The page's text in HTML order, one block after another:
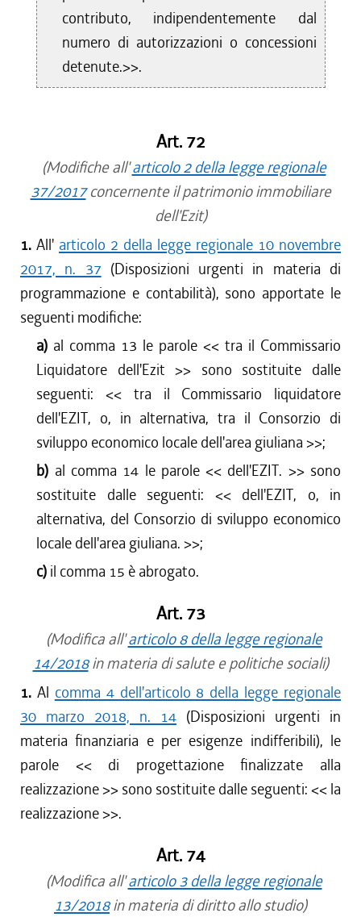
contributo, indipendentemente dal
numero di autorizzazioni o concessioni
detenute.>>.
Art. 72
(Modifiche all'articolo 2 della legge regionale
37/2017concernente il patrimonio immobiliare
dell'Ezit)
1. All' articolo 2 della legge regionale 10 novembre
2017, n. 37 (Disposizioni urgenti in materia di
programmazione e contabilità), sono apportate le
seguenti modifiche:
a) al comma 13 le parole <<tra il Commissario
Liquidatore dell'Ezit >> sono sostituite dalle
seguenti: << tra il Commissario liquidatore
dell'EZIT, o, in alternativa, tra il Consorzio di
sviluppo economico locale dell'area giuliana >>;
b) al comma 14 le parole << dell'EZIT. >> sono
sostituite dalle seguenti: << dell'EZIT, o, in
alternativa, del Consorzio di sviluppo economico
locale dell'area giuliana. >>;
c) il comma 15 è abrogato.
Art. 73
(Modifica all'articolo 8 della legge regionale
14/2018in materia di salute e politiche sociali)
1. Al comma 4 dell'articolo 8 della legge regionale
30 marzo 2018, n. 14 (Disposizioni urgenti in
materia finanziaria e per esigenze indifferibili), le
parole << di progettazione finalizzate alla
realizzazione>> sono sostituite dalle seguenti: << la
realizzazione>>.
Art. 74
(Modifica all'articolo 3 della legge regionale
13/2018in materia di diritto allo studio)